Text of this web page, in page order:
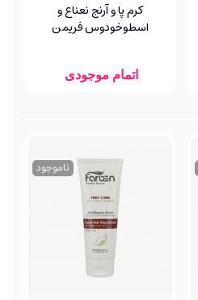
کرم پا و آرنج نعناع و
اسطوخودوس فریمن
اتمام موجودی
ناموجود